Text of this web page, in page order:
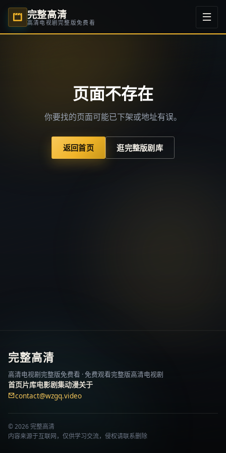
完整高清
高清电视剧完整版免费看
页面不存在
你要找的页面可能已下架或地址有误。
返回首页 逛完整版剧库
完整高清
高清电视剧完整版免费看 ·免费观看完整版高清电视剧
首页片库电影剧集动漫关于
contact@wzgq.video
©2026完整高清
内容来源于互联网，仅供学习交流，侵权请联系删除